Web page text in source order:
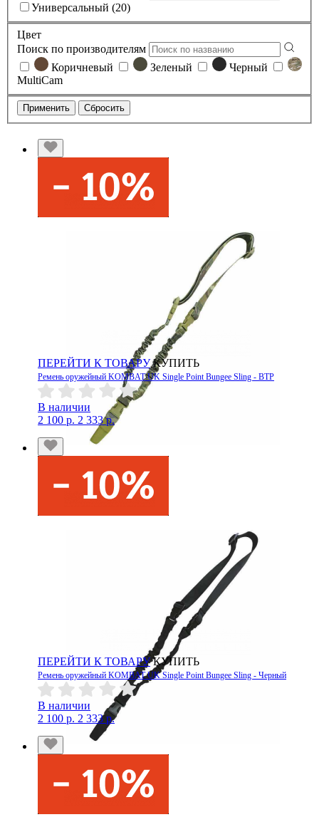
Универсальный (20)
Цвет
Поиск по производителям
Коричневый
Зеленый
Черный
MultiCam
Применить Сбросить
ПЕРЕЙТИ К ТОВАРУ КУПИТЬ
Ремень оружейный KOMBAT UK Single Point Bungee Sling - BTP
В наличии
2 100 р. 2 333 р.
ПЕРЕЙТИ К ТОВАРУ КУПИТЬ
Ремень оружейный KOMBAT UK Single Point Bungee Sling - Черный
В наличии
2 100 р. 2 333 р.